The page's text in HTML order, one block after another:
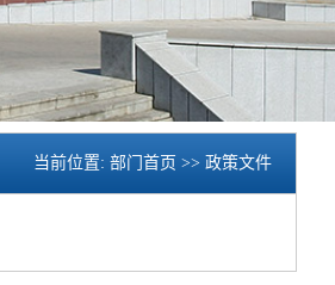
当前位置: 部门首页 >> 政策文件